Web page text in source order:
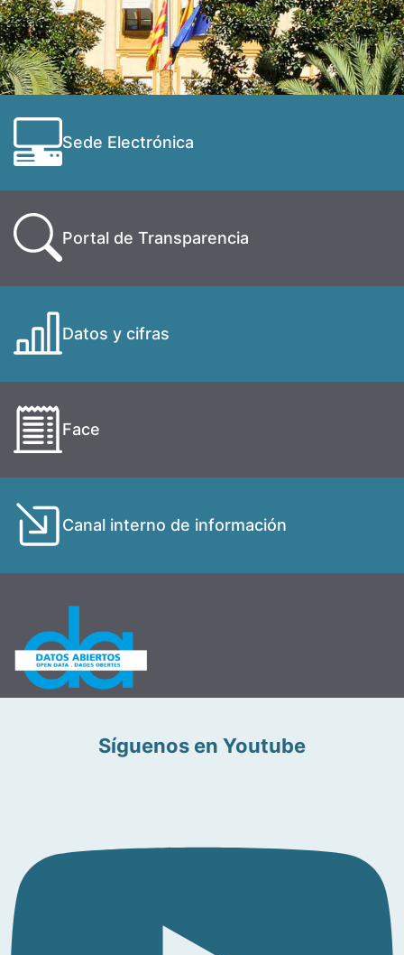
Sede Electrónica
Portal de Transparencia
Datos y cifras
Face
Canal interno de información
Síguenos en Youtube